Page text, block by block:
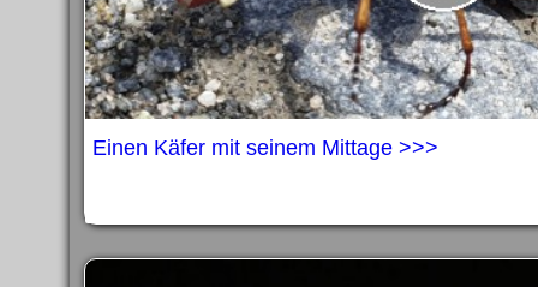
Einen Käfer mit seinem Mittage >>>